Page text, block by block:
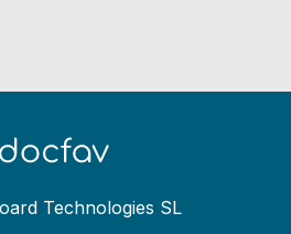
Technologies SL